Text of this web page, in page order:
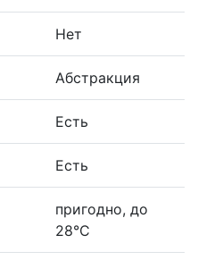
Нет
Абстракция
Есть
Есть
пригодно, до
28°С